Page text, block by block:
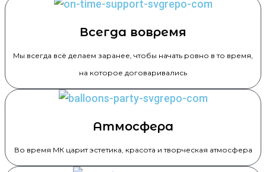
Всегда вовремя
Мы всегда всё делаем заранее, чтобы начать ровно в то время,
на которое договаривались
Атмосфера
Во время МК царит эстетика, красота и творческая атмосфера